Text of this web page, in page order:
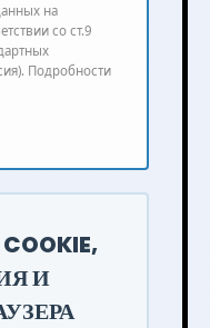
на
со ст.9
Подробности
И